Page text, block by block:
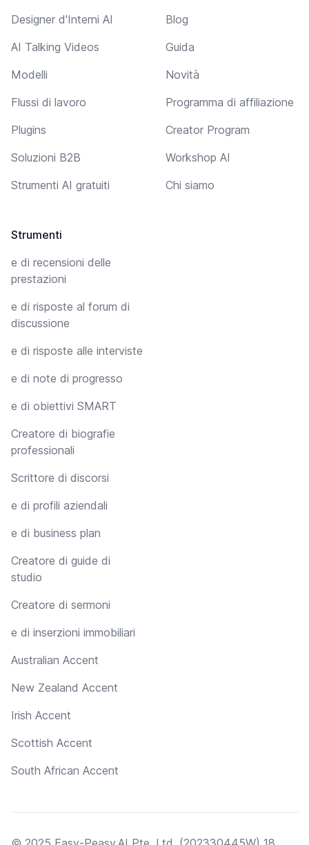
Designer d'Interni AI
AI Talking Videos
Modelli
Flussi di lavoro
Plugins
Soluzioni B2B
Strumenti AI gratuiti
Strumenti
e di recensioni delle
prestazioni
e di risposte al forum di
discussione
e di risposte alle interviste
e di note di progresso
e di obiettivi SMART
Creatore di biografie
professionali
Scrittore di discorsi
e di profili aziendali
e di business plan
Creatore di guide di
studio
Creatore di sermoni
e di inserzioni immobiliari
Australian Accent
New Zealand Accent
Irish Accent
Scottish Accent
South African Accent
Blog
Guida
Novità
Programma di affiliazione
Creator Program
Workshop AI
Chi siamo